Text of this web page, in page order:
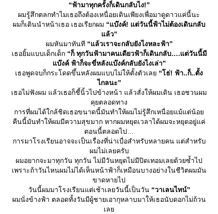
“ฟ้ามาทุกครั้งก็เดินกลับไง!”
ผมรู้สึกตลกทำไมเธอถึงต้องเหนื่อยเดินเพียงเพื่อมาดูดาวแค่นี้นะ
ผมก็เดินนำหน้าเธอ เธอเรียกผม “แบ๊งค์! แต่วันนี้ฟ้าไม่ต้องเดินกลับ
ล้ว”
ผมหันมาทันที “แล้วเราจะกลับยังไงหละฟ้า”
เธอยิ้มแบบเด็กเด็ก “ก็ ทุกวันฟ้ามาคนเดียวฟ้าก็เดินกลับ….แต่วันนี้มี
บ๊งค์ ฟ้าก็จะขี่หลังแบ๊งค์กลับยังไงเล่า”
เธอพูดจบก็กระโดดขึ้นหลังผมแบบไม่ให้ตั้งตัวเล “โธ่! ฟ้า..ก็..ตั้ง
ไกลนะ”
เธอไม่ฟังผม แล้วเธอก็ชี้นิ้วไปข้างหน้า แล้วสั่งให้ผมเดิน เธอชวนผม
คุยตลอดทาง
การที่ผมได้ใกล้ชิดเธอขนาดนี้มันทำให้ผมไม่รู้สึกเหนื่อยแม้แต่น้อ
คืนนี้มันทำให้ผมมีความสุขมาก หากผมหยุดเวลาได้ผมจะหยุดอยู่แค่
ตอนนี้ตลอดไป
การมาโรงเรียนอาจจะเป็นเรื่องที่น่าเบื่อสำหรับหลายคน แต่สำหรับ
ผมไม่เลยครับ
ผมอยากจะมาทุกวัน ทุกวัน ไม่มีวันหยุดไม่มีปิดเทอมเลยด้วยซ้ำไป
เพราะถ้าวันไหนผมไม่ได้เห็นหน้าฟ้าก็เหมือนบางอย่างในชีวิตผมมัน
ขาดหายไป
วันนี้ผมมาโรงเรียนแต่เช้าเลยวันนี้เป็นวัน “วาเลนไทน์”
ผมนั่งข้างฟ้า ตลอดทั้งวันมีผู้ชายเอากุหลาบมาให้เธอนับดอกไม่ถ้วน
เล